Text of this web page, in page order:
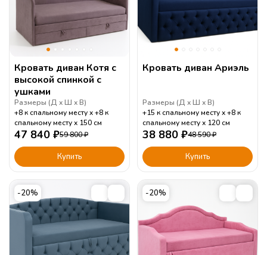
Кровать диван Котя с
высокой спинкой с
ушками
Размеры (Д Ш В)
+8 к спальному месту
+8 к
спальному месту
150 см
47 840 ₽59 800₽
Купить
Кровать диван Ариэль
Размеры (Д Ш В)
+15 к спальному месту
+8 к
спальному месту
120 см
38 880 ₽48 590₽
Купить
-20% -20%